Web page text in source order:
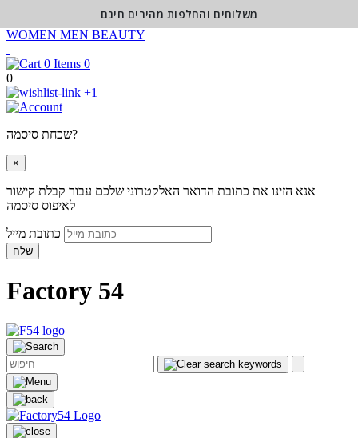
WOMEN MEN BEAUTY
0
0
+1
שכחת סיסמה?
×
אנא הזינו את כתובת הדואר האלקטרוני שלכם עבור קבלת קישור
לאיפוס סיסמה
שלח
Factory 54
משלוחים והחלפות מהירים חינם